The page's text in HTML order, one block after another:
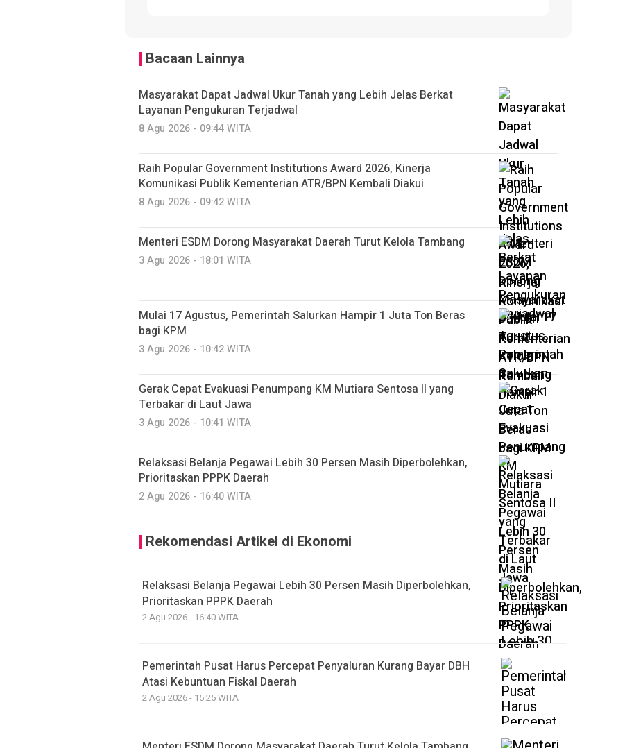
Bacaan Lainnya
Masyarakat Dapat Jadwal Ukur Tanah yang Lebih Jelas Berkat
Layanan Pengukuran Terjadwal
8 Agu 2026 - 09:44 WITA
Raih Popular Government Institutions Award 2026, Kinerja
Komunikasi Publik Kementerian ATR/BPN Kembali Diakui
8 Agu 2026 - 09:42 WITA
Menteri ESDM Dorong Masyarakat Daerah Turut Kelola Tambang
3 Agu 2026 - 18:01 WITA
Mulai 17 Agustus, Pemerintah Salurkan Hampir 1 Juta Ton Beras
bagi KPM
3 Agu 2026 - 10:42 WITA
Gerak Cepat Evakuasi Penumpang KM Mutiara Sentosa II yang
Terbakar di Laut Jawa
3 Agu 2026 - 10:41 WITA
Relaksasi Belanja Pegawai Lebih 30 Persen Masih Diperbolehkan,
Prioritaskan PPPK Daerah
2 Agu 2026 - 16:40 WITA
Rekomendasi Artikel di Ekonomi
Relaksasi Belanja Pegawai Lebih 30 Persen Masih Diperbolehkan,
Prioritaskan PPPK Daerah
2 Agu 2026 - 16:40 WITA
Pemerintah Pusat Harus Percepat Penyaluran Kurang Bayar DBH
Atasi Kebuntuan Fiskal Daerah
2 Agu 2026 - 15:25 WITA